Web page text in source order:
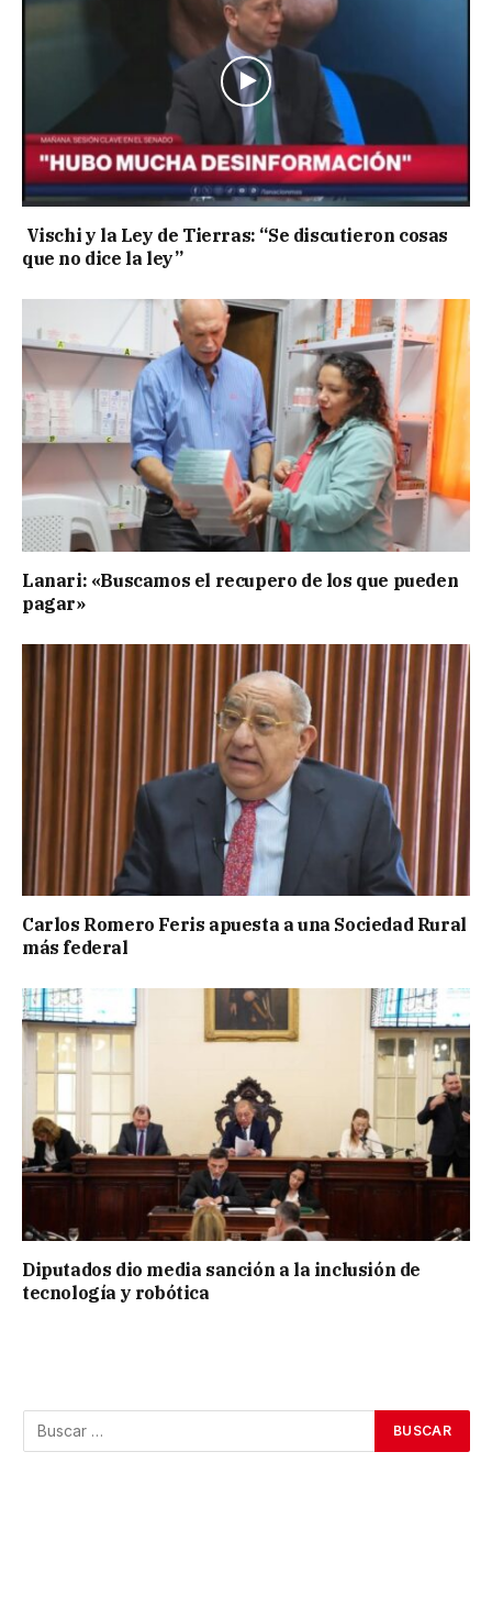
Vischi y la Ley de Tierras: “Se discutieron cosas
que no dice la ley”
Lanari: «Buscamos el recupero de los que pueden
pagar»
Carlos Romero Feris apuesta a una Sociedad Rural
más federal
Diputados dio media sanción a la inclusión de
tecnología y robótica